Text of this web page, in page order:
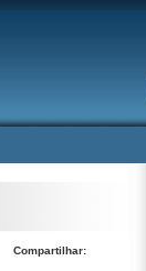
Compartilhar: